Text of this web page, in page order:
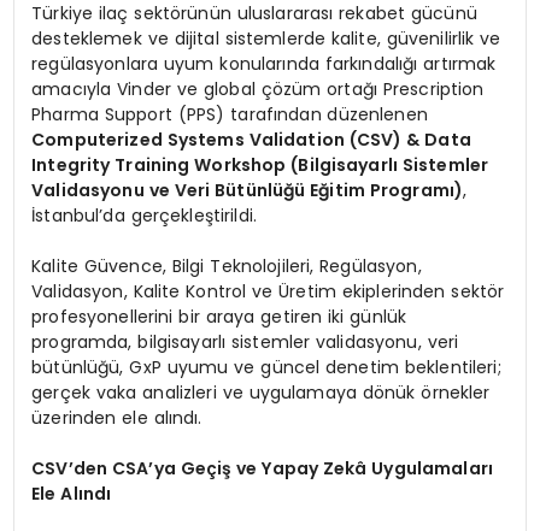
Türkiye ilaç sektörünün uluslararası rekabet gücünü
desteklemek ve dijital sistemlerde kalite, güvenilirlik ve
regülasyonlara uyum konularında farkındalığı artırmak
amacıyla Vinder ve global çözüm ortağı Prescription
Pharma Support (PPS) tarafından düzenlenen
Computerized Systems Validation (CSV) & Data
Integrity Training Workshop (Bilgisayarlı Sistemler
Validasyonu ve Veri Bütünlüğü Eğitim Programı),
İstanbul’da gerçekleştirildi.
Kalite Güvence, Bilgi Teknolojileri, Regülasyon,
Validasyon, Kalite Kontrol ve Üretim ekiplerinden sektör
profesyonellerini bir araya getiren iki günlük
programda, bilgisayarlı sistemler validasyonu, veri
bütünlüğü, GxP uyumu ve güncel denetim beklentileri;
gerçek vaka analizleri ve uygulamaya dönük örnekler
üzerinden ele alındı.
CSV’den CSA’ya Geçiş ve Yapay Zekâ Uygulamaları
Ele Alındı